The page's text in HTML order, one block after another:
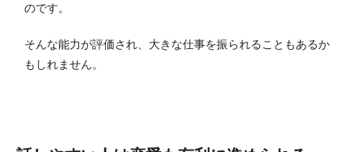
のです。
そんな能力が評価され、大きな仕事を振られることもあるか
もしれません。